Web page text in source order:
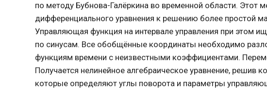
по методу Бубнова-Галёркина во временной области. Этот
дифференциального уравнения к решению более простой
Управляющая функция на интервале управления при этом
по синусам. Все обобщённые координаты необходимо
функциям времени с неизвестными коэффициентами.
Получается нелинейное алгебраическое уравнение,
которые определяют углы поворота и параметры